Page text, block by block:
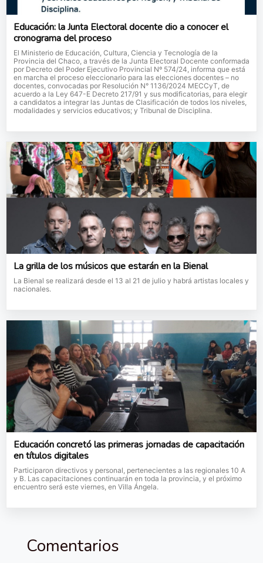
Educación: la Junta Electoral docente dio a conocer el
cronograma del proceso
El Ministerio de Educación, Cultura, Ciencia y Tecnología de la
Provincia del Chaco, a través de la Junta Electoral Docente conformada
por Decreto del Poder Ejecutivo Provincial Nº 574/24, informa que está
en marcha el proceso eleccionario para las elecciones docentes – no
docentes, convocadas por Resolución N° 1136/2024 MECCyT, de
acuerdo a la Ley 647-E Decreto 217/91 y sus modificatorias, para elegir
a candidatos a integrar las Juntas de Clasificación de todos los niveles,
modalidades y servicios educativos; y Tribunal de Disciplina.
La grilla de los músicos que estarán en la Bienal
La Bienal se realizará desde el 13 al 21 de julio y habrá artistas locales y
nacionales.
Educación concretó las primeras jornadas de capacitación
en títulos digitales
Participaron directivos y personal, pertenecientes a las regionales 10 A
y B. Las capacitaciones continuarán en toda la provincia, y el próximo
encuentro será este viernes, en Villa Ángela.
Comentarios